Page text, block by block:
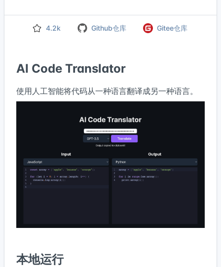
4.2k Github仓库 Gitee仓库
AI Code Translator
使用人工智能将代码从一种语言翻译成另一种语言。
本地运行